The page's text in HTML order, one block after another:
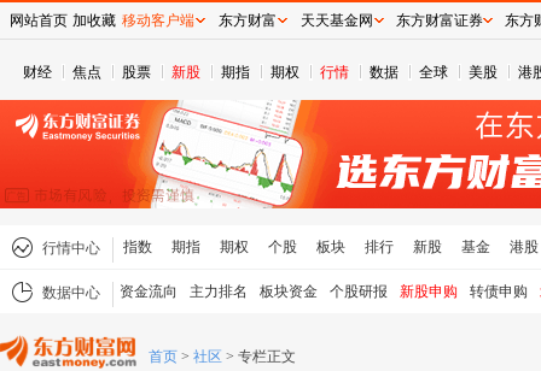
财经 焦点 股票 新股 期指 期权 行情 数据 全球 美股 港
行情中心 指数 期指 期权 个股 板块 排行 新股 基金 港股
数据中心 资金流向 主力排名 板块资金 个股研报 新股申购 转债申购
首页 > 社区 > 专栏正文
网站首页 加收藏 移动客户端 东方财富 天天基金网 东方财富证券 东方